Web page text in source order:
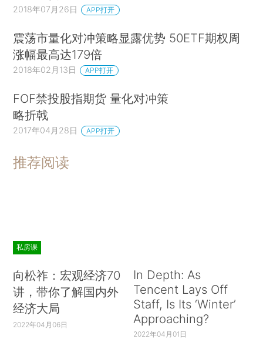
2018年07月26日 APP打开
震荡市量化对冲策略显露优势 50ETF期权周
涨幅最高达179倍
2018年02月13日 APP打开
FOF禁投股指期货 量化对冲策
略折戟
2017年04月28日 APP打开
推荐阅读
私房课
向松祚：宏观经济70
讲，带你了解国内外
经济大局
2022年04月06日
In Depth: As
Tencent Lays Off
Staff, Is Its ‘Winter’
Approaching?
2022年04月01日